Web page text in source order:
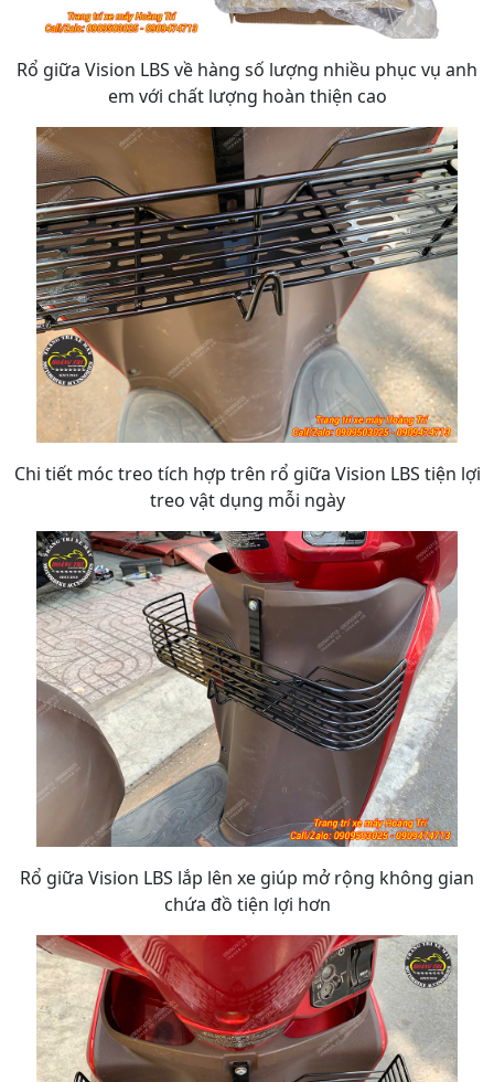
Rổ giữa Vision LBS về hàng số lượng nhiều phục vụ anh
em với chất lượng hoàn thiện cao
Chi tiết móc treo tích hợp trên rổ giữa Vision LBS tiện lợi
treo vật dụng mỗi ngày
Rổ giữa Vision LBS lắp lên xe giúp mở rộng không gian
chứa đồ tiện lợi hơn